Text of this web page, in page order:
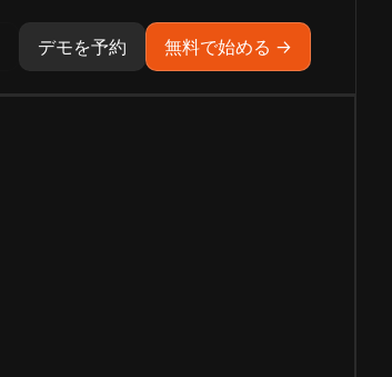
デモを予約 無料で始める →